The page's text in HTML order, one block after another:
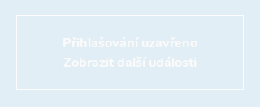
Přihlašování uzavřeno
Zobrazit další události